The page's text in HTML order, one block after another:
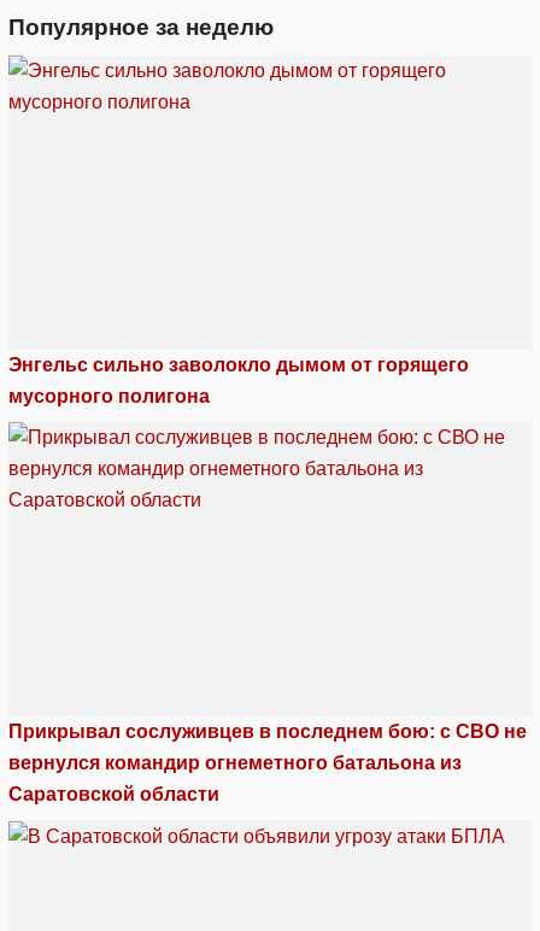
Популярное за неделю
Энгельс сильно заволокло дымом от горящего
мусорного полигона
Прикрывал сослуживцев в последнем бою: с СВО не
вернулся командир огнеметного батальона из
Саратовской области